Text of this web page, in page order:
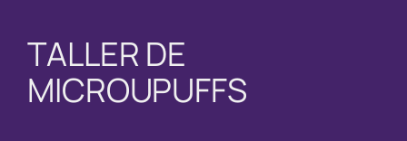
TALLER DE
MICROUPUFFS